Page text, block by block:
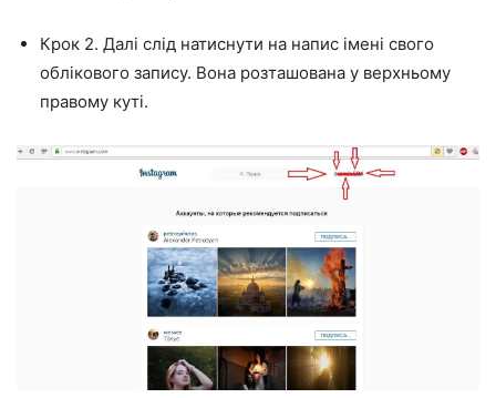
Крок 2. Далі слід натиснути на напис імені свого
облікового запису. Вона розташована у верхньому
правому куті.